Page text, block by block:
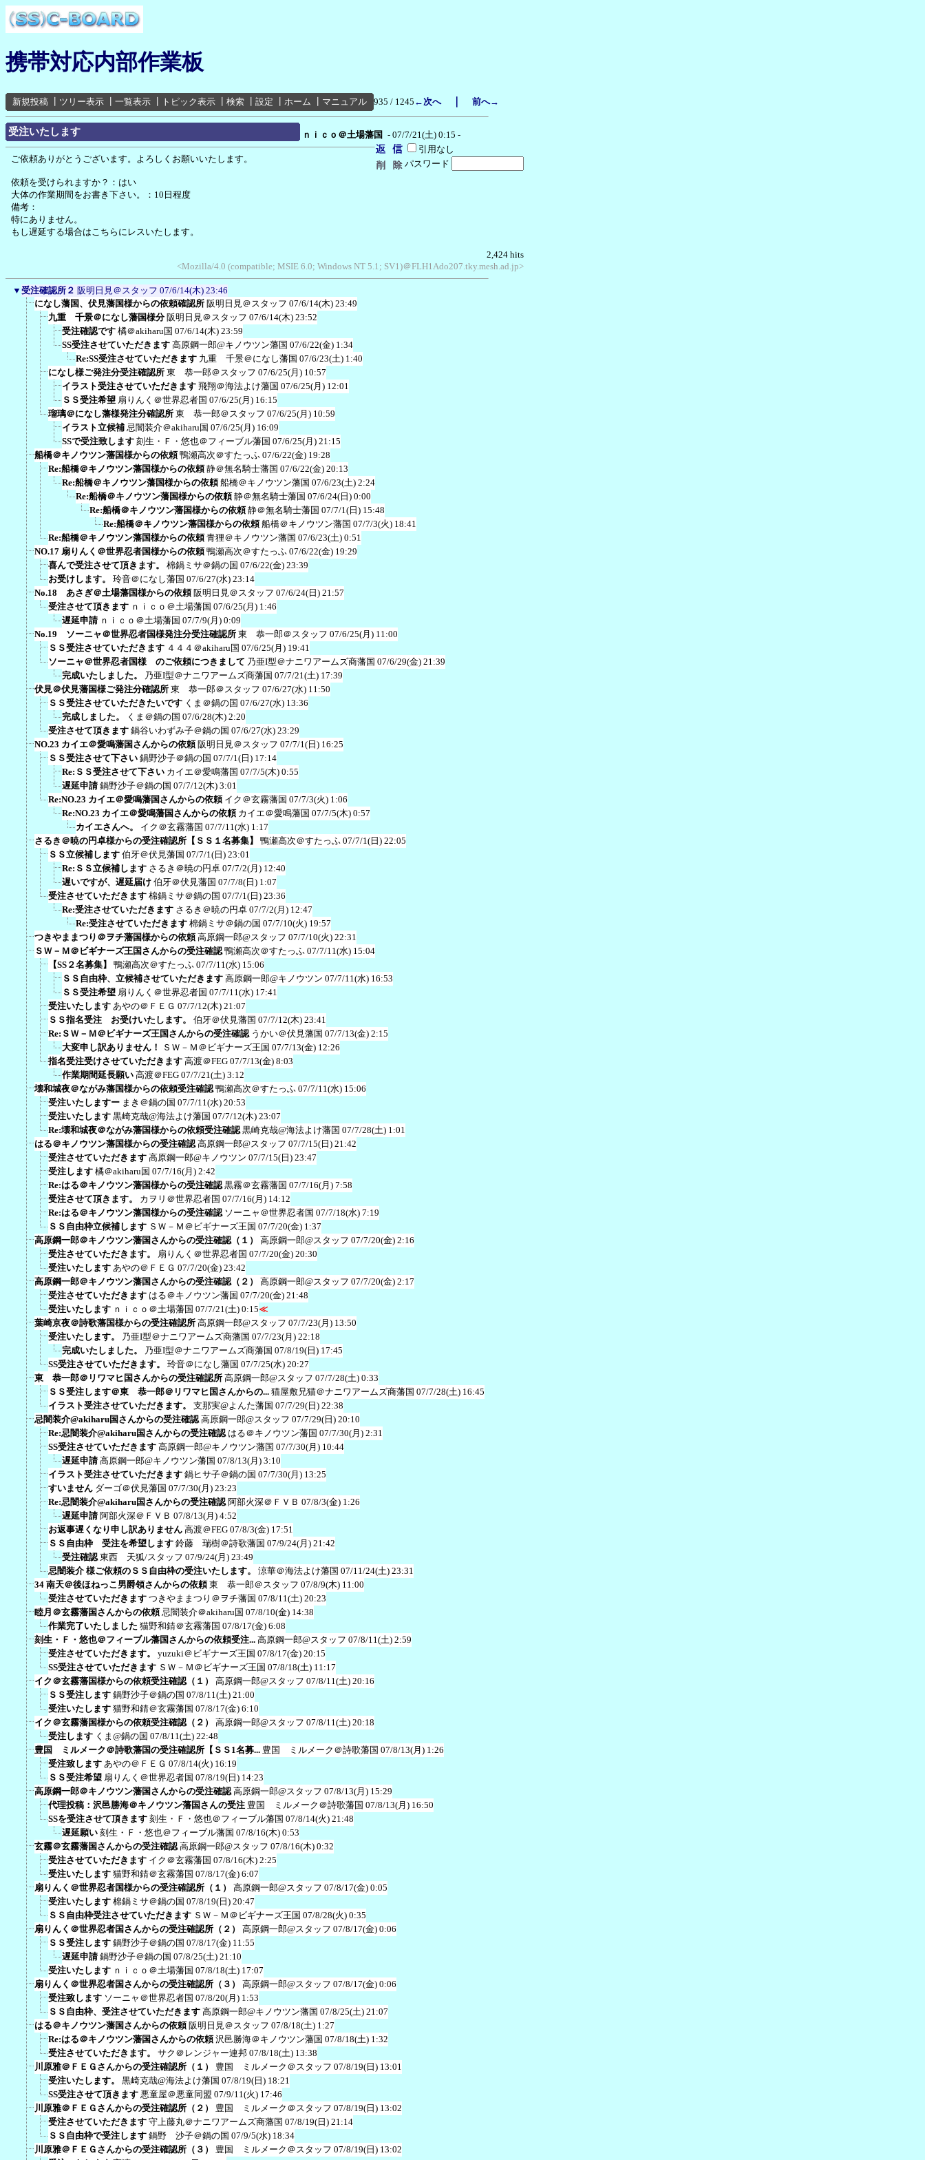
携帯対応内部作業板
新規投稿 ツリー表示 一覧表示 トピック表示 検索 設定 ホーム マニュアル 935 / 1245 ←次へ｜ 前へ→
受注いたします ｎｉｃｏ＠土場藩国 - 07/7/21(土) 0:15 -
引用なし
パスワード
ご依頼ありがとうございます。よろしくお願いいたします。
依頼を受けられますか？：はい
大体の作業期間をお書き下さい。：10日程度
備考：
特にありません。
もし遅延する場合はこちらにレスいたします。
2,424 hits
<Mozilla/4.0 (compatible; MSIE 6.0; Windows NT 5.1; SV1)＠FLH1Ado207.tky.mesh.ad.jp>
▼ 受注確認所２ 阪明日見＠スタッフ 07/6/14(木) 23:46
になし藩国、伏見藩国様からの依頼確認所 阪明日見＠スタッフ 07/6/14(木) 23:49
九重 千景＠になし藩国様分 阪明日見＠スタッフ 07/6/14(木) 23:52
受注確認です 橘＠akiharu国 07/6/14(木) 23:59
SS受注させていただきます 高原鋼一郎@キノウツン藩国 07/6/22(金) 1:34
Re:SS受注させていただきます 九重 千景＠になし藩国 07/6/23(土) 1:40
になし様ご発注分受注確認所 東 恭一郎＠スタッフ 07/6/25(月) 10:57
イラスト受注させていただきます 飛翔＠海法よけ藩国 07/6/25(月) 12:01
ＳＳ受注希望 扇りんく＠世界忍者国 07/6/25(月) 16:15
瑠璃＠になし藩様発注分確認所 東 恭一郎＠スタッフ 07/6/25(月) 10:59
イラスト立候補 忌闇装介＠akiharu国 07/6/25(月) 16:09
SSで受注致します 刻生・Ｆ・悠也＠フィーブル藩国 07/6/25(月) 21:15
船橋＠キノウツン藩国様からの依頼 鴨瀬高次＠すたっふ 07/6/22(金) 19:28
Re:船橋＠キノウツン藩国様からの依頼 静＠無名騎士藩国 07/6/22(金) 20:13
Re:船橋＠キノウツン藩国様からの依頼 船橋＠キノウツン藩国 07/6/23(土) 2:24
Re:船橋＠キノウツン藩国様からの依頼 静＠無名騎士藩国 07/6/24(日) 0:00
Re:船橋＠キノウツン藩国様からの依頼 静＠無名騎士藩国 07/7/1(日) 15:48
Re:船橋＠キノウツン藩国様からの依頼 船橋＠キノウツン藩国 07/7/3(火) 18:41
Re:船橋＠キノウツン藩国様からの依頼 青狸＠キノウツン藩国 07/6/23(土) 0:51
NO.17 扇りんく＠世界忍者国様からの依頼 鴨瀬高次＠すたっふ 07/6/22(金) 19:29
喜んで受注させて頂きます。
棉鍋ミサ＠鍋の国 07/6/22(金) 23:39
お受けします。
玲音＠になし藩国 07/6/27(水) 23:14
No.18 あさぎ＠土場藩国様からの依頼 阪明日見＠スタッフ 07/6/24(日) 21:57
受注させて頂きます ｎｉｃｏ＠土場藩国 07/6/25(月) 1:46
遅延申請 ｎｉｃｏ＠土場藩国 07/7/9(月) 0:09
No.19 ソーニャ＠世界忍者国様発注分受注確認所 東 恭一郎＠スタッフ 07/6/25(月) 11:00
ＳＳ受注させていただきます ４４４＠akiharu国 07/6/25(月) 19:41
ソーニャ＠世界忍者国様 のご依頼につきまして 乃亜I型＠ナニワアームズ商藩国 07/6/29(金) 21:39
完成いたしました。
乃亜I型＠ナニワアームズ商藩国 07/7/21(土) 17:39
伏見＠伏見藩国様ご発注分確認所 東 恭一郎＠スタッフ 07/6/27(水) 11:50
ＳＳ受注させていただきたいです くま＠鍋の国 07/6/27(水) 13:36
完成しました。
くま＠鍋の国 07/6/28(木) 2:20
受注させて頂きます 鍋谷いわずみ子＠鍋の国 07/6/27(水) 23:29
NO.23 カイエ＠愛鳴藩国さんからの依頼 阪明日見＠スタッフ 07/7/1(日) 16:25
ＳＳ受注させて下さい 鍋野沙子＠鍋の国 07/7/1(日) 17:14
Re:ＳＳ受注させて下さい カイエ＠愛鳴藩国 07/7/5(木) 0:55
遅延申請 鍋野沙子＠鍋の国 07/7/12(木) 3:01
Re:NO.23 カイエ＠愛鳴藩国さんからの依頼 イク＠玄霧藩国 07/7/3(火) 1:06
Re:NO.23 カイエ＠愛鳴藩国さんからの依頼 カイエ＠愛鳴藩国 07/7/5(木) 0:57
カイエさんへ。
イク＠玄霧藩国 07/7/11(水) 1:17
さるき＠暁の円卓様からの受注確認所【ＳＳ１名募集】
鴨瀬高次＠すたっふ 07/7/1(日) 22:05
ＳＳ立候補します 伯牙＠伏見藩国 07/7/1(日) 23:01
Re:ＳＳ立候補します さるき＠暁の円卓 07/7/2(月) 12:40
遅いですが、遅延届け 伯牙＠伏見藩国 07/7/8(日) 1:07
受注させていただきます 棉鍋ミサ＠鍋の国 07/7/1(日) 23:36
Re:受注させていただきます さるき＠暁の円卓 07/7/2(月) 12:47
Re:受注させていただきます 棉鍋ミサ＠鍋の国 07/7/10(火) 19:57
つきやままつり＠ヲチ藩国様からの依頼 高原鋼一郎@スタッフ 07/7/10(火) 22:31
ＳＷ－Ｍ＠ビギナーズ王国さんからの受注確認 鴨瀬高次＠すたっふ 07/7/11(水) 15:04
【SS２名募集】
鴨瀬高次＠すたっふ 07/7/11(水) 15:06
ＳＳ自由枠、立候補させていただきます 高原鋼一郎@キノウツン 07/7/11(水) 16:53
ＳＳ受注希望 扇りんく＠世界忍者国 07/7/11(水) 17:41
受注いたします あやの＠ＦＥＧ 07/7/12(木) 21:07
ＳＳ指名受注 お受けいたします。
伯牙＠伏見藩国 07/7/12(木) 23:41
Re:ＳＷ－Ｍ＠ビギナーズ王国さんからの受注確認 うかい＠伏見藩国 07/7/13(金) 2:15
大変申し訳ありません！
ＳＷ－Ｍ＠ビギナーズ王国 07/7/13(金) 12:26
指名受注受けさせていただきます 高渡＠FEG 07/7/13(金) 8:03
作業期間延長願い 高渡＠FEG 07/7/21(土) 3:12
壊和城夜＠ながみ藩国様からの依頼受注確認 鴨瀬高次＠すたっふ 07/7/11(水) 15:06
受注いたしますー まき＠鍋の国 07/7/11(水) 20:53
受注いたします 黒崎克哉@海法よけ藩国 07/7/12(木) 23:07
Re:壊和城夜＠ながみ藩国様からの依頼受注確認 黒崎克哉@海法よけ藩国 07/7/28(土) 1:01
はる＠キノウツン藩国様からの受注確認 高原鋼一郎@スタッフ 07/7/15(日) 21:42
受注させていただきます 高原鋼一郎@キノウツン 07/7/15(日) 23:47
受注します 橘＠akiharu国 07/7/16(月) 2:42
Re:はる＠キノウツン藩国様からの受注確認 黒霧＠玄霧藩国 07/7/16(月) 7:58
受注させて頂きます。
カヲリ＠世界忍者国 07/7/16(月) 14:12
Re:はる＠キノウツン藩国様からの受注確認 ソーニャ＠世界忍者国 07/7/18(水) 7:19
ＳＳ自由枠立候補します ＳＷ－Ｍ＠ビギナーズ王国 07/7/20(金) 1:37
高原鋼一郎＠キノウツン藩国さんからの受注確認（１）
高原鋼一郎@スタッフ 07/7/20(金) 2:16
受注させていただきます。
扇りんく＠世界忍者国 07/7/20(金) 20:30
受注いたします あやの＠ＦＥＧ 07/7/20(金) 23:42
高原鋼一郎＠キノウツン藩国さんからの受注確認（２）
高原鋼一郎@スタッフ 07/7/20(金) 2:17
受注させていただきます はる＠キノウツン藩国 07/7/20(金) 21:48
受注いたします ｎｉｃｏ＠土場藩国 07/7/21(土) 0:15≪
葉崎京夜＠詩歌藩国様からの受注確認所 高原鋼一郎@スタッフ 07/7/23(月) 13:50
受注いたします。
乃亜I型＠ナニワアームズ商藩国 07/7/23(月) 22:18
完成いたしました。
乃亜I型＠ナニワアームズ商藩国 07/8/19(日) 17:45
SS受注させていただきます。
玲音＠になし藩国 07/7/25(水) 20:27
東 恭一郎＠リワマヒ国さんからの受注確認所 高原鋼一郎@スタッフ 07/7/28(土) 0:33
ＳＳ受注します＠東 恭一郎＠リワマヒ国さんからの... 猫屋敷兄猫＠ナニワアームズ商藩国 07/7/28(土) 16:45
イラスト受注させていただきます。
支那実@よんた藩国 07/7/29(日) 22:38
忌闇装介@akiharu国さんからの受注確認 高原鋼一郎@スタッフ 07/7/29(日) 20:10
Re:忌闇装介@akiharu国さんからの受注確認 はる＠キノウツン藩国 07/7/30(月) 2:31
SS受注させていただきます 高原鋼一郎@キノウツン藩国 07/7/30(月) 10:44
遅延申請 高原鋼一郎@キノウツン藩国 07/8/13(月) 3:10
イラスト受注させていただきます 鍋ヒサ子＠鍋の国 07/7/30(月) 13:25
すいません ダーゴ＠伏見藩国 07/7/30(月) 23:23
Re:忌闇装介@akiharu国さんからの受注確認 阿部火深＠ＦＶＢ 07/8/3(金) 1:26
遅延申請 阿部火深＠ＦＶＢ 07/8/13(月) 4:52
お返事遅くなり申し訳ありません 高渡＠FEG 07/8/3(金) 17:51
ＳＳ自由枠 受注を希望します 鈴藤 瑞樹＠詩歌藩国 07/9/24(月) 21:42
受注確認 東西 天狐/スタッフ 07/9/24(月) 23:49
忌闇装介 様ご依頼のＳＳ自由枠の受注いたします。
涼華＠海法よけ藩国 07/11/24(土) 23:31
34 南天＠後ほねっこ男爵領さんからの依頼 東 恭一郎＠スタッフ 07/8/9(木) 11:00
受注させていただきます つきやままつり＠ヲチ藩国 07/8/11(土) 20:23
睦月＠玄霧藩国さんからの依頼 忌闇装介＠akiharu国 07/8/10(金) 14:38
作業完了いたしました 猫野和錆＠玄霧藩国 07/8/17(金) 6:08
刻生・Ｆ・悠也＠フィーブル藩国さんからの依頼受注... 高原鋼一郎@スタッフ 07/8/11(土) 2:59
受注させていただきます。
yuzuki＠ビギナーズ王国 07/8/17(金) 20:15
SS受注させていただきます ＳＷ－Ｍ＠ビギナーズ王国 07/8/18(土) 11:17
イク＠玄霧藩国様からの依頼受注確認（１）
高原鋼一郎@スタッフ 07/8/11(土) 20:16
ＳＳ受注します 鍋野沙子＠鍋の国 07/8/11(土) 21:00
受注いたします 猫野和錆＠玄霧藩国 07/8/17(金) 6:10
イク＠玄霧藩国様からの依頼受注確認（２）
高原鋼一郎@スタッフ 07/8/11(土) 20:18
受注します くま@鍋の国 07/8/11(土) 22:48
豊国 ミルメーク＠詩歌藩国の受注確認所【ＳＳ1名募... 豊国 ミルメーク＠詩歌藩国 07/8/13(月) 1:26
受注致します あやの＠ＦＥＧ 07/8/14(火) 16:19
ＳＳ受注希望 扇りんく＠世界忍者国 07/8/19(日) 14:23
高原鋼一郎＠キノウツン藩国さんからの受注確認 高原鋼一郎@スタッフ 07/8/13(月) 15:29
代理投稿：沢邑勝海＠キノウツン藩国さんの受注 豊国 ミルメーク＠詩歌藩国 07/8/13(月) 16:50
SSを受注させて頂きます 刻生・Ｆ・悠也＠フィーブル藩国 07/8/14(火) 21:48
遅延願い 刻生・Ｆ・悠也＠フィーブル藩国 07/8/16(木) 0:53
玄霧＠玄霧藩国さんからの受注確認 高原鋼一郎@スタッフ 07/8/16(木) 0:32
受注させていただきます イク＠玄霧藩国 07/8/16(木) 2:25
受注いたします 猫野和錆＠玄霧藩国 07/8/17(金) 6:07
扇りんく＠世界忍者国様からの受注確認所（１）
高原鋼一郎@スタッフ 07/8/17(金) 0:05
受注いたします 棉鍋ミサ＠鍋の国 07/8/19(日) 20:47
ＳＳ自由枠受注させていただきます ＳＷ－Ｍ＠ビギナーズ王国 07/8/28(火) 0:35
扇りんく＠世界忍者国さんからの受注確認所（２）
高原鋼一郎@スタッフ 07/8/17(金) 0:06
ＳＳ受注します 鍋野沙子＠鍋の国 07/8/17(金) 11:55
遅延申請 鍋野沙子＠鍋の国 07/8/25(土) 21:10
受注いたします ｎｉｃｏ＠土場藩国 07/8/18(土) 17:07
扇りんく＠世界忍者国さんからの受注確認所（３）
高原鋼一郎@スタッフ 07/8/17(金) 0:06
受注致します ソーニャ＠世界忍者国 07/8/20(月) 1:53
ＳＳ自由枠、受注させていただきます 高原鋼一郎@キノウツン藩国 07/8/25(土) 21:07
はる＠キノウツン藩国さんからの依頼 阪明日見＠スタッフ 07/8/18(土) 1:27
Re:はる＠キノウツン藩国さんからの依頼 沢邑勝海＠キノウツン藩国 07/8/18(土) 1:32
受注させていただきます。
サク＠レンジャー連邦 07/8/18(土) 13:38
川原雅＠ＦＥＧさんからの受注確認所（１）
豊国 ミルメーク＠スタッフ 07/8/19(日) 13:01
受注いたします。
黒崎克哉@海法よけ藩国 07/8/19(日) 18:21
SS受注させて頂きます 悪童屋＠悪童同盟 07/9/11(火) 17:46
川原雅＠ＦＥＧさんからの受注確認所（２）
豊国 ミルメーク＠スタッフ 07/8/19(日) 13:02
受注させていただきます 守上藤丸＠ナニワアームズ商藩国 07/8/19(日) 21:14
ＳＳ自由枠で受注します 鍋野 沙子＠鍋の国 07/9/5(水) 18:34
川原雅＠ＦＥＧさんからの受注確認所（３）
豊国 ミルメーク＠スタッフ 07/8/19(日) 13:02